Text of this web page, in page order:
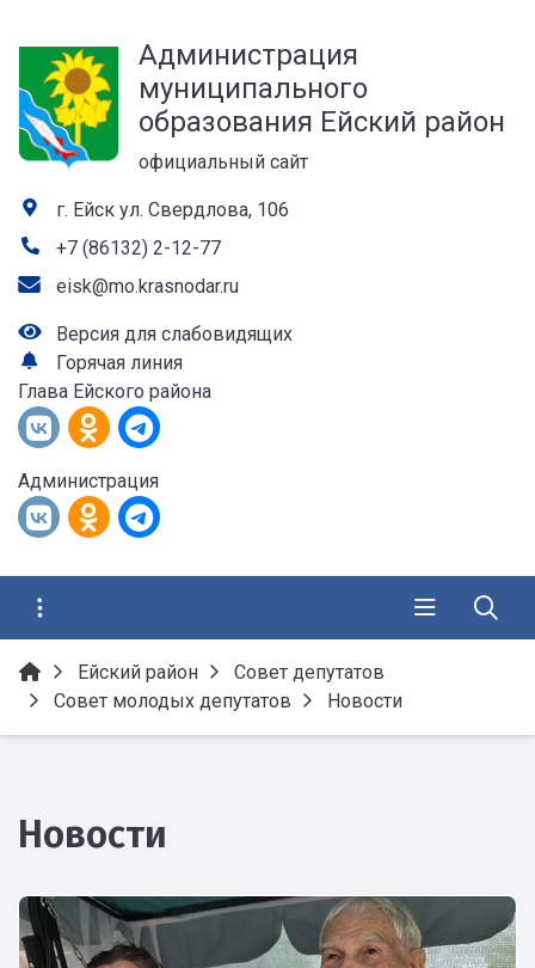
Администрация
муниципального
образования Ейский район
официальный сайт
г. Ейск ул. Свердлова, 106
+7 (86132) 2-12-77
eisk@mo.krasnodar.ru
Версия для слабовидящих
Горячая линия
Глава Ейского района
Администрация
Ейский район
Совет депутатов
Совет молодых депутатов
Новости
Новости